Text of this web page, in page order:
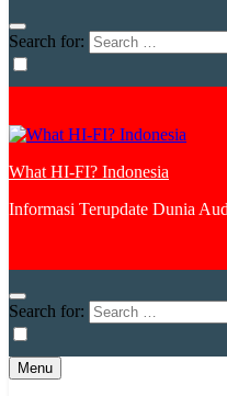
Search for:
What HI-FI? Indonesia
Informasi Terupdate Dunia
Search for:
Menu